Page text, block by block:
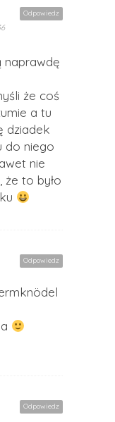
Odpowiedz
naprawdę
że coś
a tu
dziadek
do niego
nie
że to było
Odpowiedz
Odpowiedz